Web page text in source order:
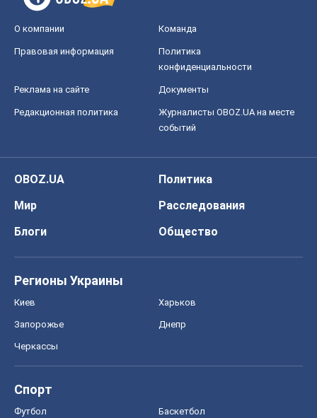
О компании Команда
Правовая информация
Политика
конфиденциальности
Реклама на сайте Документы
Редакционная политика
Журналисты OBOZ.UA на месте
событий
OBOZ.UA
Политика
Мир
Расследования
Блоги
Общество
Регионы Украины
Киев Харьков
Запорожье Днепр
Черкассы
Спорт
Футбол Баскетбол